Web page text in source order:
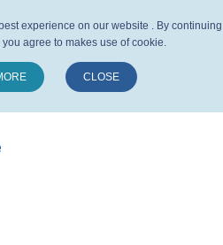
experience on our website . By continuing
agree to makes use of cookie.
CLOSE